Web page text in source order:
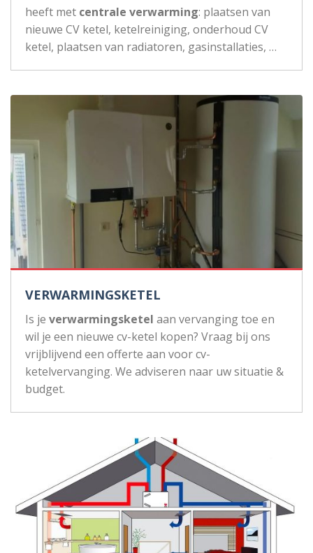
heeft met centrale verwarming: plaatsen van
nieuwe CV ketel, ketelreiniging, onderhoud CV
ketel, plaatsen van radiatoren, gasinstallaties, …
VERWARMINGSKETEL
Is je verwarmingsketel aan vervanging toe en
wil je een nieuwe cv-ketel kopen? Vraag bij ons
vrijblijvend een offerte aan voor cv-
ketelvervanging. We adviseren naar uw situatie &
budget.